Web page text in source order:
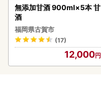
無添加甘酒 900ml×5本 甘
酒
福岡県古賀市
(17)
12,000